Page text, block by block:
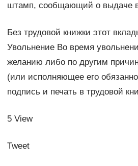
штамп, сообщающий о выдаче
Без трудовой книжки этот
Увольнение Во время
желанию либо по другим
(или исполняющее его
подпись и печать в трудовой
5 View
Tweet